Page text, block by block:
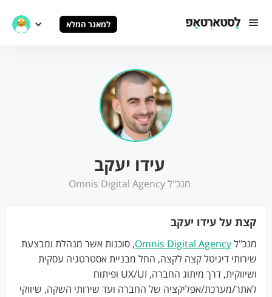
למאגר המלא
עידו יעקב
מנכ"ל Omnis Digital Agency
קצת על עידו יעקב
מנכ"לOmnis Digital Agency, סוכנות אשר מנהלת ומבצעת
שירותי דיגיטל קצה לקצה, החל מבניית אסטרטגיה עסקית
ושיווקית, דרך מיתוג החברה, UX/UI ופיתוח
לאתר/מערכת/אפליקציה של החברה ועד שירותי השקה, שיווקי